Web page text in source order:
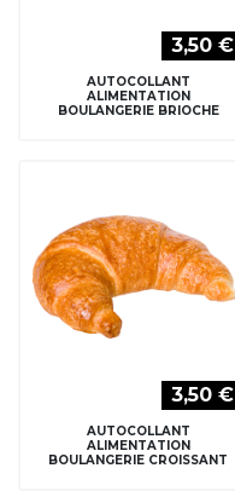
3,50 €
AUTOCOLLANT
ALIMENTATION
BOULANGERIE BRIOCHE
3,50 €
AUTOCOLLANT
ALIMENTATION
BOULANGERIE CROISSANT